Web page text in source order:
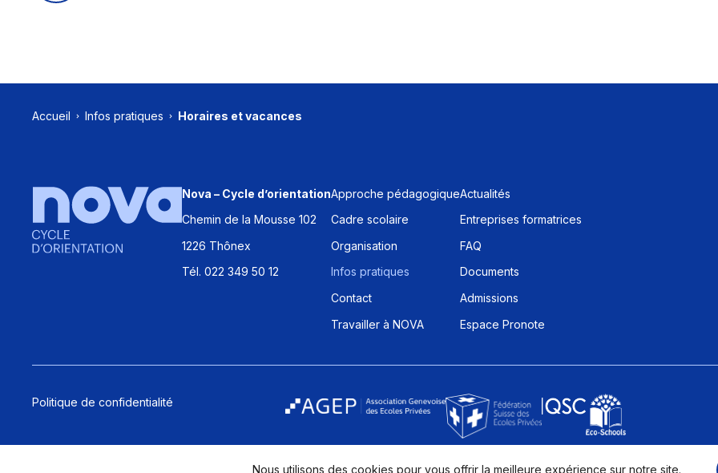
Accueil Infos pratiques Horaires et vacances
Nova – Cycle d’orientation
Chemin de la Mousse 102
1226 Thônex
Tél. 022 349 50 12
Approche pédagogique
Cadre scolaire
Organisation
Infos pratiques
Contact
Travailler à NOVA
Actualités
Entreprises formatrices
FAQ
Documents
Admissions
Espace Pronote
Politique de confidentialité
Nous utilisons des cookies pour vous offrir la meilleure expérience sur notre site.